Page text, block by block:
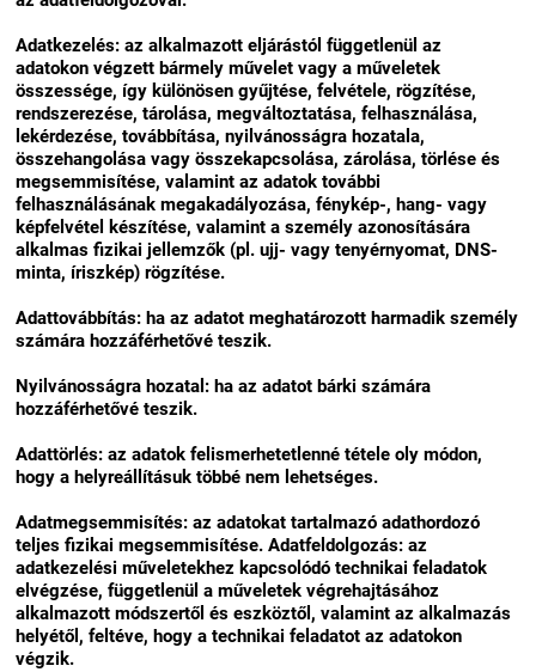
Adatkezelés: az alkalmazott eljárástól függetlenül az
adatokon végzett bármely művelet vagy a műveletek
összessége, így különösen gyűjtése, felvétele, rögzítése,
rendszerezése, tárolása, megváltoztatása, felhasználása,
lekérdezése, továbbítása, nyilvánosságra hozatala,
összehangolása vagy összekapcsolása, zárolása, törlése és
megsemmisítése, valamint az adatok további
felhasználásának megakadályozása, fénykép-, hang- vagy
képfelvétel készítése, valamint a személy azonosítására
alkalmas fizikai jellemzők (pl. ujj- vagy tenyérnyomat, DNS-
minta, íriszkép) rögzítése.
Adattovábbítás: ha az adatot meghatározott harmadik személy
számára hozzáférhetővé teszik.
Nyilvánosságra hozatal: ha az adatot bárki számára
hozzáférhetővé teszik.
Adattörlés: az adatok felismerhetetlenné tétele oly módon,
hogy a helyreállításuk többé nem lehetséges.
Adatmegsemmisítés: az adatokat tartalmazó adathordozó
teljes fizikai megsemmisítése. Adatfeldolgozás: az
adatkezelési műveletekhez kapcsolódó technikai feladatok
elvégzése, függetlenül a műveletek végrehajtásához
alkalmazott módszertől és eszköztől, valamint az alkalmazás
helyétől, feltéve, hogy a technikai feladatot az adatokon
végzik.